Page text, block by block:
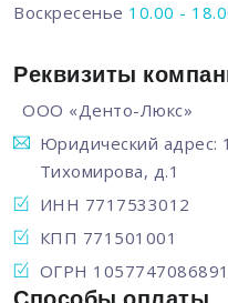
Воскресенье 10.00 -
Реквизиты
ООО «Денто-Люкс»
Юридический адрес:
Тихомирова, д.1
ИНН 7717533012
КПП 771501001
ОГРН 1057747086891